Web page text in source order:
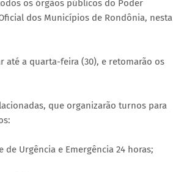
os órgãos públicos do Poder
dos Municípios de Rondônia, nesta
a quarta-feira (30), e retomarão os
que organizarão turnos para
Urgência e Emergência 24 horas;